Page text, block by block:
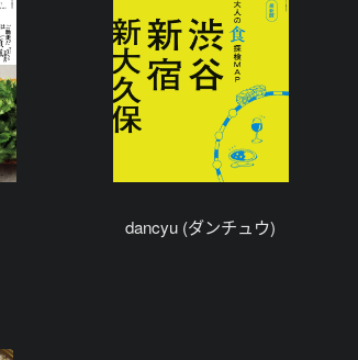
dancyu (ダンチュウ)